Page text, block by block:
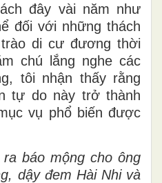
đây vài năm như
đối với những thách
di cư đương thời
chú lắng nghe các
tôi nhận thấy rằng
tự do này trởthành
vụ phổ biến được
báo mộng cho ông
dậy đem Hài Nhi và